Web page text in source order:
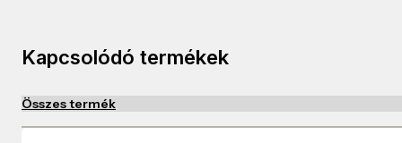
Kapcsolódó termékek
Összes termék